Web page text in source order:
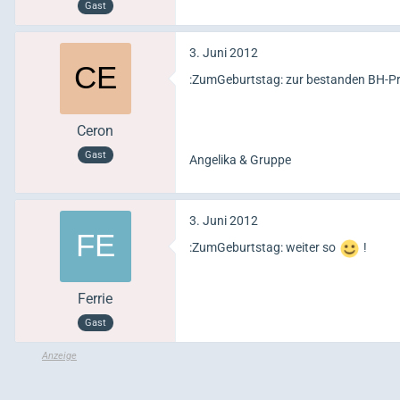
Gast
Ceron
Gast
3. Juni 2012
:ZumGeburtstag: zur bestanden BH-
Angelika & Gruppe
Ferrie
Gast
3. Juni 2012
:ZumGeburtstag: weiter so
!